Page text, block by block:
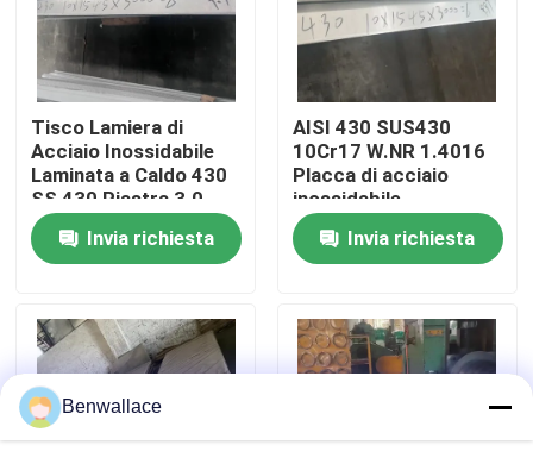
visita della fabbrica
Controllo della qualità
Contattaci
Casi
Tisco Lamiera di
Acciaio Inossidabile
Laminata a Caldo 430
SS 430 Piastra 3.0 -
10.0mm Superficie
No.1 Invia richiesta
AISI 430 SUS430
10Cr17 W.NR 1.4016
Placca di acciaio
inossidabile
10*1500*6000
Superficie NO.1
Invia richiesta
Benwallace